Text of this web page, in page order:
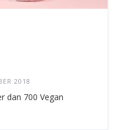
2018
dan 700 Vegan